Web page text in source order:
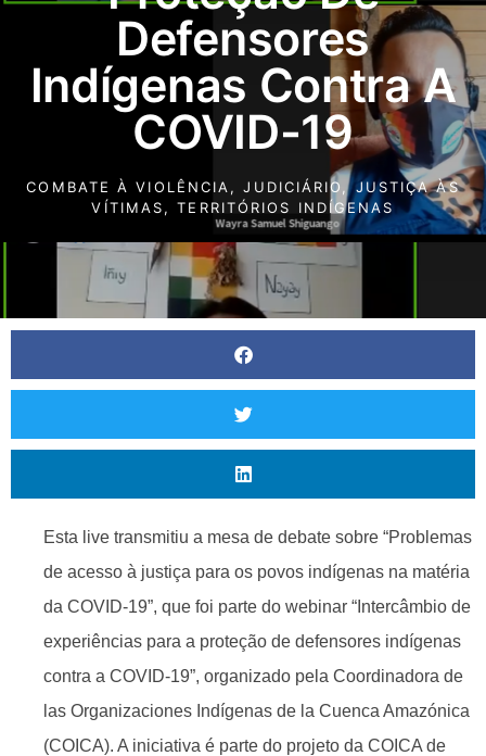
Defensores
Indígenas Contra A
COVID-19
COMBATE À VIOLÊNCIA ,JUDICIÁRIO ,JUSTIÇA ÀS
VÍTIMAS,TERRITÓRIOS INDÍGENAS
Esta live transmitiu a mesa de debate sobre “Problemas
de acesso à justiça para os povos indígenas na matéria
da COVID-19”, que foi parte do webinar “Intercâmbio de
experiências para a proteção de defensores indígenas
contra a COVID-19”, organizado pela Coordinadora de
las Organizaciones Indígenas de la Cuenca Amazónica
(COICA). A iniciativa é parte do projeto da COICA de